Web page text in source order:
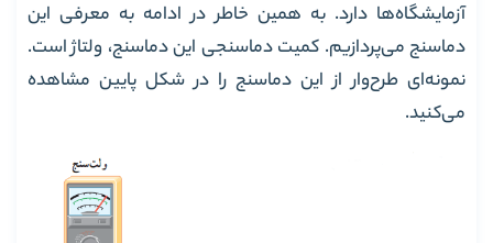
آزمایشگاه‌ها دارد. به همین خاطر در ادامه به معرفی این
دماسنج می‌پردازیم. کمیت دماسنجی این دماسنج، ولتاژ است.
نمونه‌ای طرح‌وار از این دماسنج را در شکل پایین مشاهده
می‌کنید.